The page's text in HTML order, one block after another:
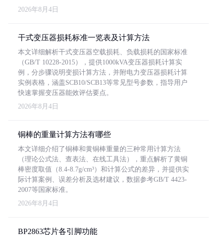
2026年8月4日
干式变压器损耗标准一览表及计算方法
本文详细解析干式变压器空载损耗、负载损耗的国家标准
（GB/T 10228-2015），提供1000kVA变压器损耗计算实
例，分步骤说明变损计算方法，并附电力变压器损耗计算
实例表格，涵盖SCB10/SCB13等常见型号参数，指导用户
快速掌握变压器能效评估要点。
2026年8月4日
铜棒的重量计算方法有哪些
本文详细介绍了铜棒和黄铜棒重量的三种常用计算方法
（理论公式法、查表法、在线工具法），重点解析了黄铜
棒密度取值（8.4-8.7g/cm³）和计算公式的差异，并提供实
际计算案例、误差分析及选材建议，数据参考GB/T 4423-
2007等国家标准。
2026年8月4日
BP2863芯片各引脚功能